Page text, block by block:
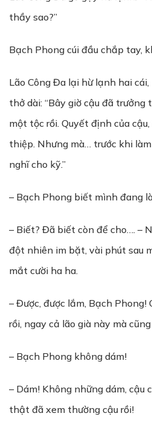
thầy sao?”
Bạch Phong cúi đầu chắp tay,
Lão Công Đa lại hừ lạnh hai
thở dài: “Bây giờ cậu đã trưởng
một tộc rồi. Quyết định của
thiệp. Nhưng mà… trước khi
nghĩ cho kỹ.”
– Bạch Phong biết mình đang
– Biết? Đã biết còn để cho…. –
đột nhiên im bặt, vài phút sau
mắt cười ha ha.
– Được, được lắm, Bạch
rồi, ngay cả lão già này mà
– Bạch Phong không dám!
– Dám! Không những dám, cậu
thật đã xem thường cậu rồi!